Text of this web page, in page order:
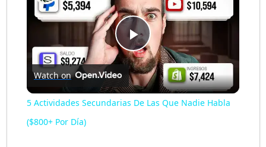
P
l
Watch on
5 Actividades Secundarias De Las Que Nadie Habla
($800+ Por Día)